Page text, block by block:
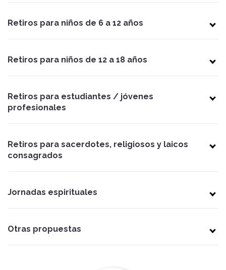
Retiros para niños de 6 a 12 años
Retiros para niños de 12 a 18 años
Retiros para estudiantes / jóvenes
profesionales
Retiros para sacerdotes, religiosos y laicos
consagrados
Jornadas espirituales
Otras propuestas